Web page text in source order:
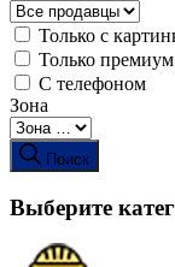
Только с
Только
С телефоном
Зона
Поиск
Выберите